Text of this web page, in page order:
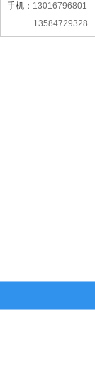
手机： 13016796801
13584729328